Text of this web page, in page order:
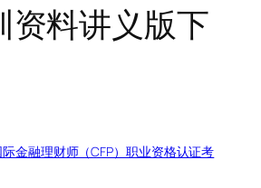
资料讲义版下
金融理财师（CFP）职业资格认证考